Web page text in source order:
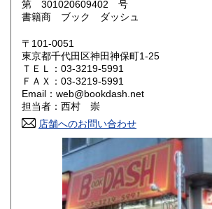
滋賀県 990円
奈良県 990円
鳥取県 1,150円
岡山県 1,150円
1,150円 徳島県
1,150円 愛媛県
第 301020609402 号
書籍商 ブック ダッシュ
〒101-0051
東京都千代田区神田神保町1-25
ＴＥＬ：03-3219-5991
ＦＡＸ：03-3219-5991
Email：web@bookdash.net
担当者：西村 崇
店舗へのお問い合わせ